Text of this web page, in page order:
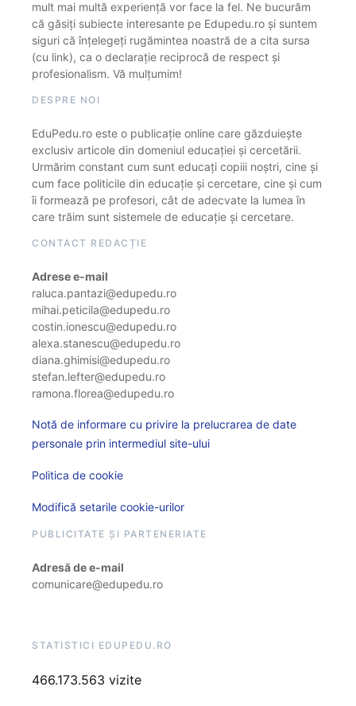
mult mai multă experiență vor face la fel. Ne bucurăm
că găsiți subiecte interesante pe Edupedu.ro și suntem
siguri că înțelegeți rugămintea noastră de a cita sursa
(cu link), ca o declarație reciprocă de respect și
profesionalism. Vă mulțumim!
DESPRE NOI
EduPedu.ro este o publicație online care găzduiește
exclusiv articole din domeniul educației și cercetării.
Urmărim constant cum sunt educați copiii noștri, cine și
cum face politicile din educație și cercetare, cine și cum
îi formează pe profesori, cât de adecvate la lumea în
care trăim sunt sistemele de educație și cercetare.
CONTACT REDACȚIE
Adrese e-mail
raluca.pantazi@edupedu.ro
mihai.peticila@edupedu.ro
costin.ionescu@edupedu.ro
alexa.stanescu@edupedu.ro
diana.ghimisi@edupedu.ro
stefan.lefter@edupedu.ro
ramona.florea@edupedu.ro
Notă de informare cu privire la prelucrarea de date
personale prin intermediul site-ului
Politica de cookie
Modifică setarile cookie-urilor
PUBLICITATE ȘI PARTENERIATE
Adresă de e-mail
comunicare@edupedu.ro
STATISTICI EDUPEDU.RO
466.173.563 vizite